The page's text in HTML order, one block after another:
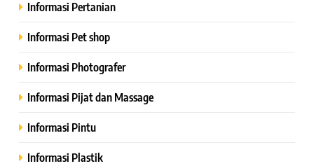
Informasi Pertanian
Informasi Pet shop
Informasi Photografer
Informasi Pijat dan Massage
Informasi Pintu
Informasi Plastik